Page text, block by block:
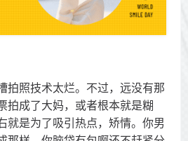
拍照技术太烂。不过，远没有那
拍成了大妈，或者根本就是糊
就是为了吸引热点，矫情。你男